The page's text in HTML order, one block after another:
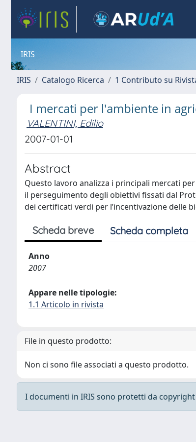
IRIS
IRIS Catalogo Ricerca 1 Contributo su
I mercati per l'ambiente in
VALENTINI, Edilio
2007-01-01
Abstract
Questo lavoro analizza i principali mercati
il perseguimento degli obiettivi fissati dal
dei certificati verdi per l’incentivazione delle
Scheda breve Scheda completa
Anno
2007
Appare nelle tipologie:
1.1 Articolo in rivista
File in questo prodotto:
Non ci sono file associati a questo prodotto.
I documenti in IRIS sono protetti da